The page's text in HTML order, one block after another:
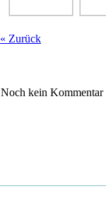
« Zurück
Noch kein Kommentar